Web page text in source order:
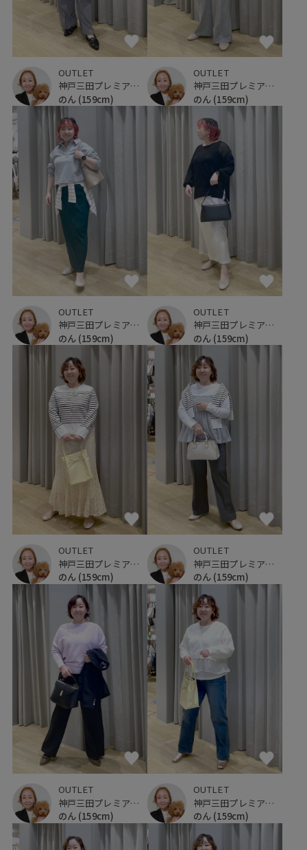
OUTLET
神戸三田プレミアム・アウトレット
のん (159cm)
OUTLET
神戸三田プレミアム・アウトレット
のん (159cm)
OUTLET
神戸三田プレミアム・アウトレット
のん (159cm)
OUTLET
神戸三田プレミアム・アウトレット
のん (159cm)
OUTLET
神戸三田プレミアム・アウトレット
のん (159cm)
OUTLET
神戸三田プレミアム・アウトレット
のん (159cm)
OUTLET
神戸三田プレミアム・アウトレット
のん (159cm)
OUTLET
神戸三田プレミアム・アウトレット
のん (159cm)